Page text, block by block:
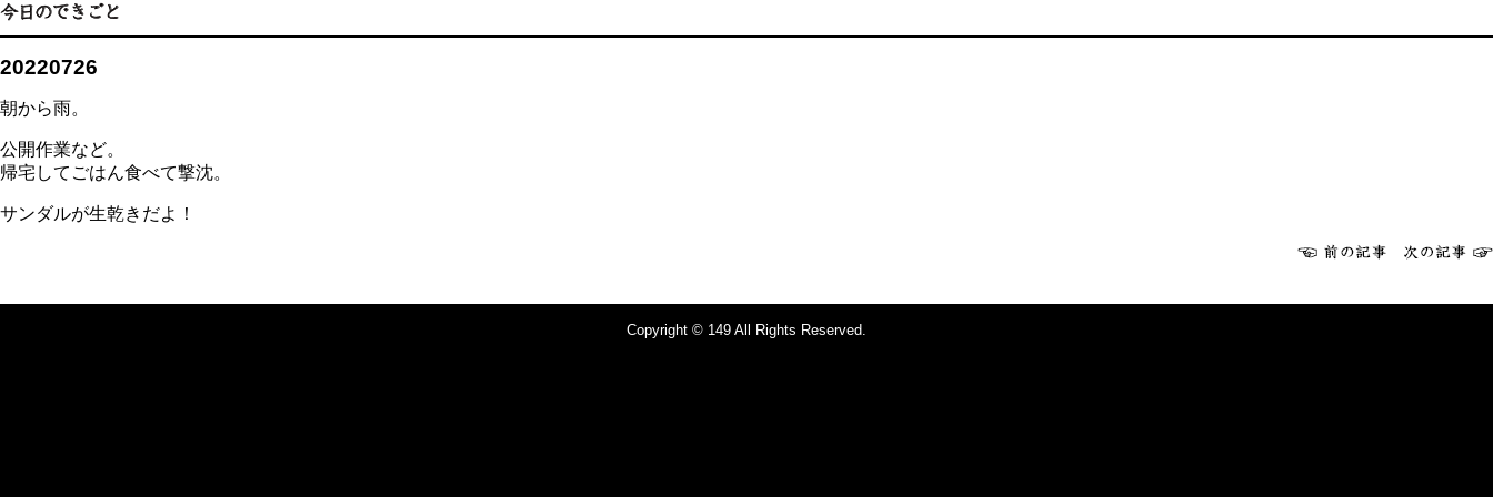
20220726
朝から雨。
公開作業など。
帰宅してごはん食べて撃沈。
サンダルが生乾きだよ！
Copyright © 149 All Rights Reserved.